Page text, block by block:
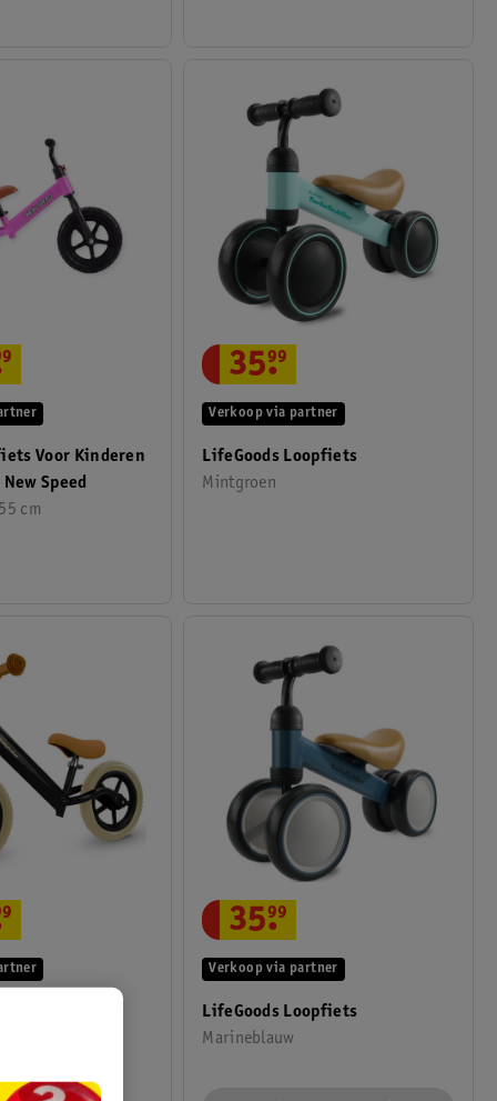
Voor Kinderen
Speed
cm
LifeGoods Loopfiets
Mintgroen
Verkoop via partner
35.
99
LifeGoods Loopfiets
Marineblauw
Verkoop via partner
35.
99